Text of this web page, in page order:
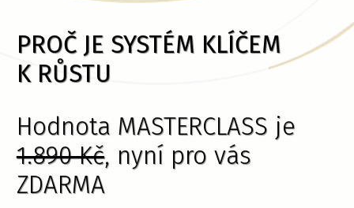
PROČ JE SYSTÉM KLÍČEM
K RŮSTU
Hodnota MASTERCLASS je
1.890 Kč, nyní pro vás
ZDARMA